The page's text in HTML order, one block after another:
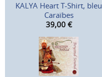
KALYA Heart T-Shirt, bleu
Caraïbes
39,00 €